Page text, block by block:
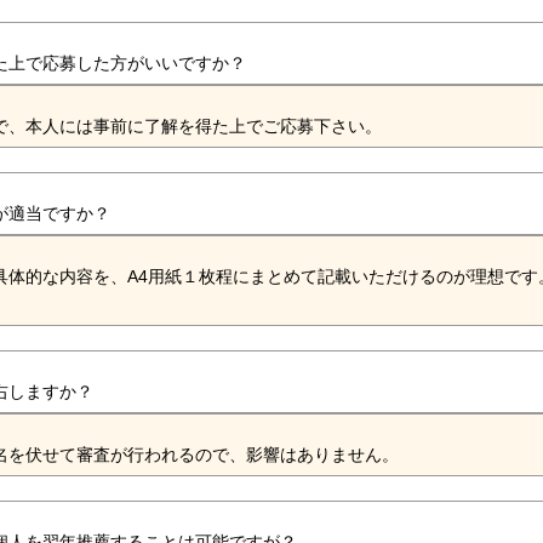
で応募した方がいいですか？
本人には事前に了解を得た上でご応募下さい。
適当ですか？
的な内容を、A4用紙１枚程にまとめて記載いただけるのが理想で
しますか？
伏せて審査が行われるので、影響はありません。